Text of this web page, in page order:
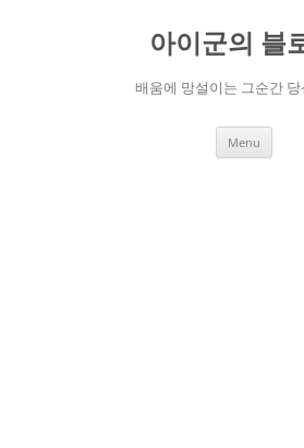
아이군의 블
배움에 망설이는 그순간 당
Menu